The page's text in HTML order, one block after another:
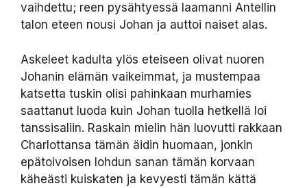
vaihdettu; reen pysähtyessä laamanni Antellin
talon eteen nousi Johan ja auttoi naiset alas.
Askeleet kadulta ylös eteiseen olivat nuoren
Johanin elämän vaikeimmat, ja mustempaa
katsetta tuskin olisi pahinkaan murhamies
saattanut luoda kuin Johan tuolla hetkellä loi
tanssisaliin. Raskain mielin hän luovutti rakkaan
Charlottansa tämän äidin huomaan, jonkin
epätoivoisen lohdun sanan tämän korvaan
käheästi kuiskaten ja kevyesti tämän kättä